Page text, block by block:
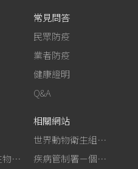
常見問答
民眾防疫
業者防疫
健康證明
Q&A
2021禽場生物安全手冊
相關網站
世界動物衛生組織－禽流感網站
疾病管制署－個人防護裝備使用建議